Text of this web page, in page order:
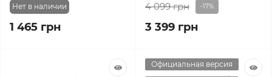
Нет в наличии
1 465 грн
4 099 грн -17%
3 399 грн
Официальная версия